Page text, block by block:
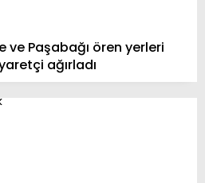
ve Paşabağı ören yerleri
ağırladı